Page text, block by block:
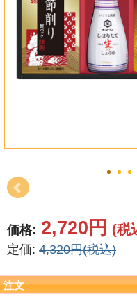
結婚祝い
新築祝い
初盆・新盆
プレゼント
長寿のお祝い
カタログ
その他
価格: 2,720円 (税
定価: 4,320円(税込)
注文